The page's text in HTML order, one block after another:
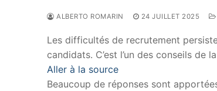
ALBERTO ROMARIN 24 JUILLET 2025
Les difficultés de recrutement
candidats. C’est l’un des conseils
Aller à la source
Beaucoup de réponses sont